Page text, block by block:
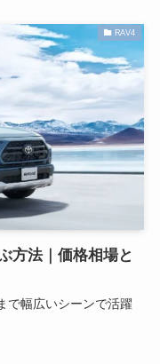
RAV4
方法｜価格相場と
で幅広いシーンで活躍